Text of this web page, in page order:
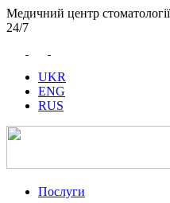
Медичний центр
24/7
UKR
ENG
RUS
Послуги